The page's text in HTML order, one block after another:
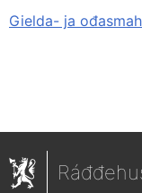
Gielda- ja